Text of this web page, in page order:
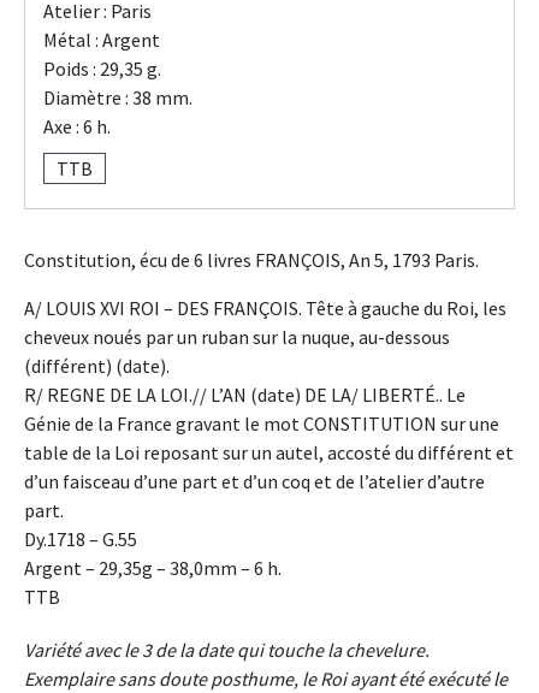
Atelier : Paris
Métal : Argent
Poids : 29,35 g.
Diamètre : 38 mm.
Axe : 6 h.
TTB
Constitution, écu de 6 livres FRANÇOIS, An 5, 1793 Paris.
A/ LOUIS XVI ROI – DES FRANÇOIS. Tête à gauche du Roi, les
cheveux noués par un ruban sur la nuque, au-dessous
(différent) (date).
R/ REGNE DE LA LOI.// L’AN (date) DE LA/ LIBERTÉ.. Le
Génie de la France gravant le mot CONSTITUTION sur une
table de la Loi reposant sur un autel, accosté du différent et
d’un faisceau d’une part et d’un coq et de l’atelier d’autre
part.
Dy.1718 – G.55
Argent – 29,35g – 38,0mm – 6 h.
TTB
Variété avec le 3 de la date qui touche la chevelure.
Exemplaire sans doute posthume, le Roi ayant été exécuté le